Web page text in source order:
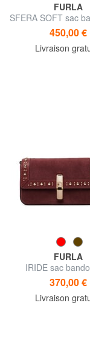
FURLA
SFERA SOFT sac
450,00 €
Livraison
FURLA
IRIDE sac
370,00 €
Livraison